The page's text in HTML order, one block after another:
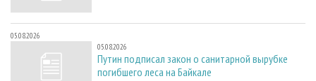
05.08.2026
05.08.2026
Путин подписал закон о санитарной вырубке
погибшего леса на Байкале